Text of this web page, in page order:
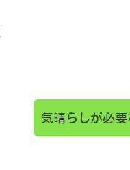
気晴らしが必要